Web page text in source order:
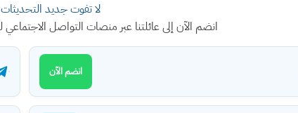
لا تفوت جديد
انضم الآن إلى عائلتنا عبر منصات التواصل
انضم الآن